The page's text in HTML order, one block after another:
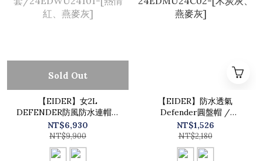
Sold Out
【EIDER】女2L
DEFENDER防風防水連帽外
套/24EDWU24101-[熱情
紅、燕麥灰]
NT$6,930
NT$9,900
【EIDER】防水透氣
Defender圓盤帽 /
24EDMU24C02-[木炭灰、
燕麥灰]
NT$1,526
NT$2,180